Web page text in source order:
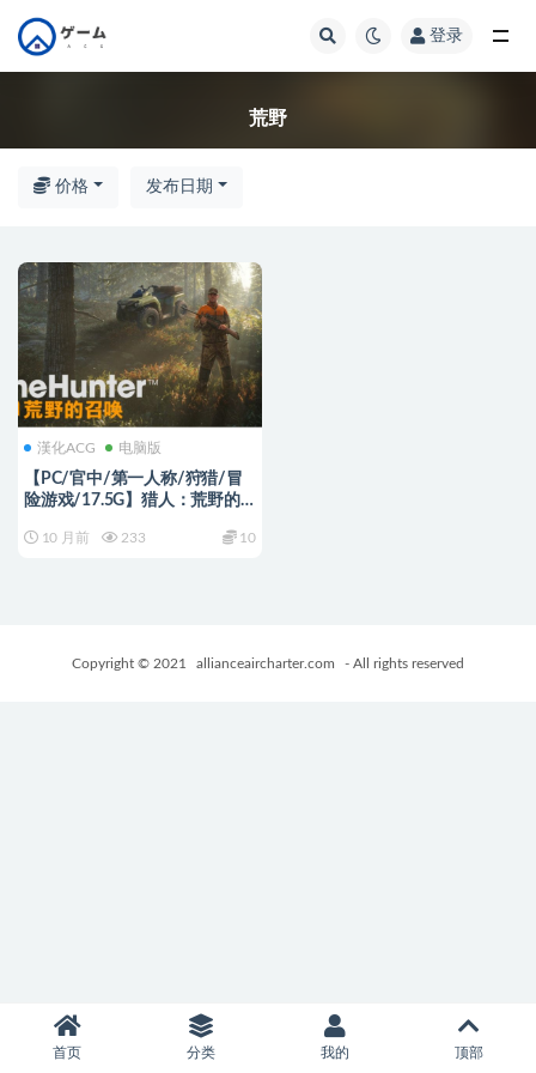
登录
荒野
价格 发布日期
漢化ACG 电脑版
【PC/官中/第一人称/狩猎/冒
险游戏/17.5G】猎人：荒野的
一人称狩猎模拟冒险游戏
10 月前 233 10
Copyright © 2021 allianceaircharter.com - All rights reserved
首页 分类 我的 顶部